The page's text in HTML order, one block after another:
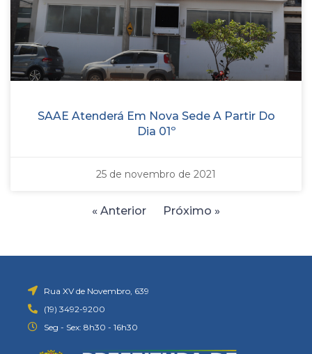
SAAE Atenderá Em Nova Sede A Partir Do
Dia 01º
25 de novembro de 2021
« Anterior Próximo »
Rua XV de Novembro, 639
(19) 3492-9200
Seg - Sex: 8h30 - 16h30